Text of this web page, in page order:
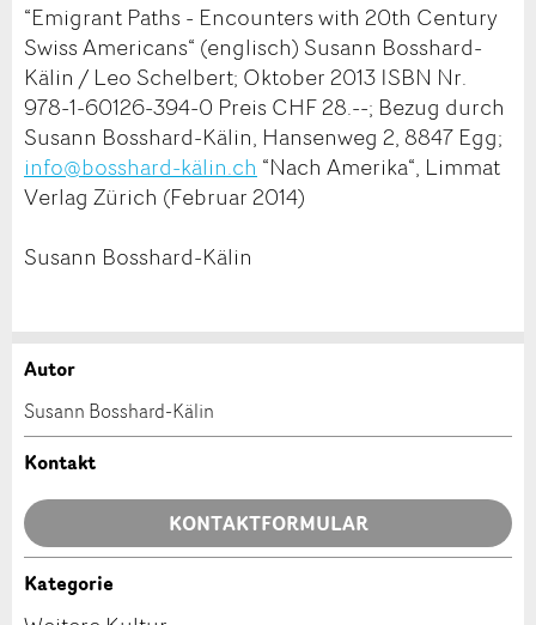
“Emigrant Paths - Encounters with 20th Century
Swiss Americans“ (englisch) Susann Bosshard-
Kälin / Leo Schelbert; Oktober 2013 ISBN Nr.
978-1-60126-394-0 Preis CHF 28.--; Bezug durch
Susann Bosshard-Kälin, Hansenweg 2, 8847 Egg;
info@bosshard-kälin.ch “Nach Amerika“, Limmat
Verlag Zürich (Februar 2014)
Susann Bosshard-Kälin
Anzeige beanstanden
Ihr Feedback wird sehr geschätzt!
Allgemeines Feedback
Anzeige nicht mehr gültig
Anzeige unvollständig
Anzeige weiterempfehlen
Empfehlen Sie diese Anzeige an Freunde weiter.
Autor
Susann Bosshard-Kälin
Kontakt
KONTAKTFORMULAR
Kategorie